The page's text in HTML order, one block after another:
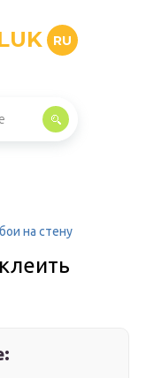
RU
на стену